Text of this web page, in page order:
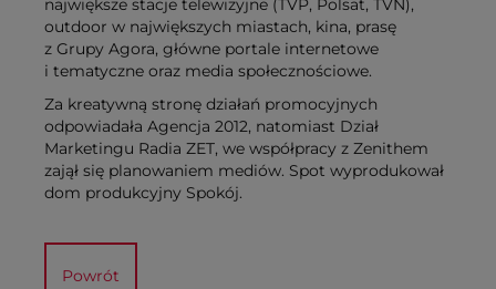
największe stacje telewizyjne (TVP, Polsat, TVN),
outdoor w największych miastach, kina, prasę
z Grupy Agora, główne portale internetowe
i tematyczne oraz media społecznościowe.
Za kreatywną stronę działań promocyjnych
odpowiadała Agencja 2012, natomiast Dział
Marketingu Radia ZET, we współpracy z Zenithem
zajął się planowaniem mediów. Spot wyprodukował
dom produkcyjny Spokój.
Powrót